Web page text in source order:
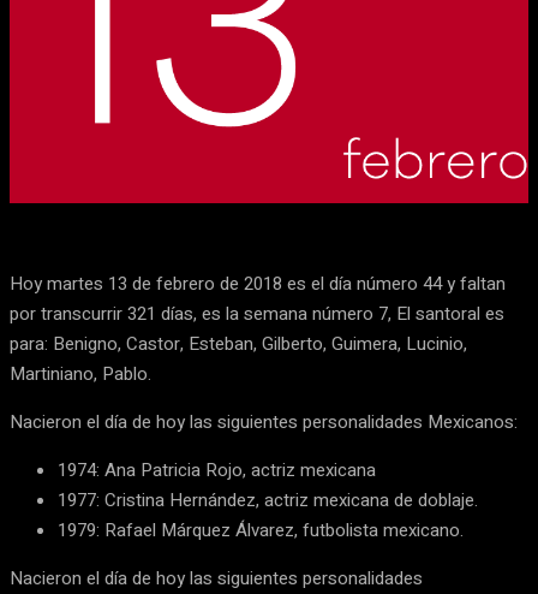
Hoy martes 13 de febrero de 2018 es el día número 44 y faltan
por transcurrir 321 días, es la semana número 7, El santoral es
para: Benigno, Castor, Esteban, Gilberto, Guimera, Lucinio,
Martiniano, Pablo.
Nacieron el día de hoy las siguientes personalidades Mexicanos:
1974: Ana Patricia Rojo, actriz mexicana
1977: Cristina Hernández, actriz mexicana de doblaje.
1979: Rafael Márquez Álvarez, futbolista mexicano.
Nacieron el día de hoy las siguientes personalidades